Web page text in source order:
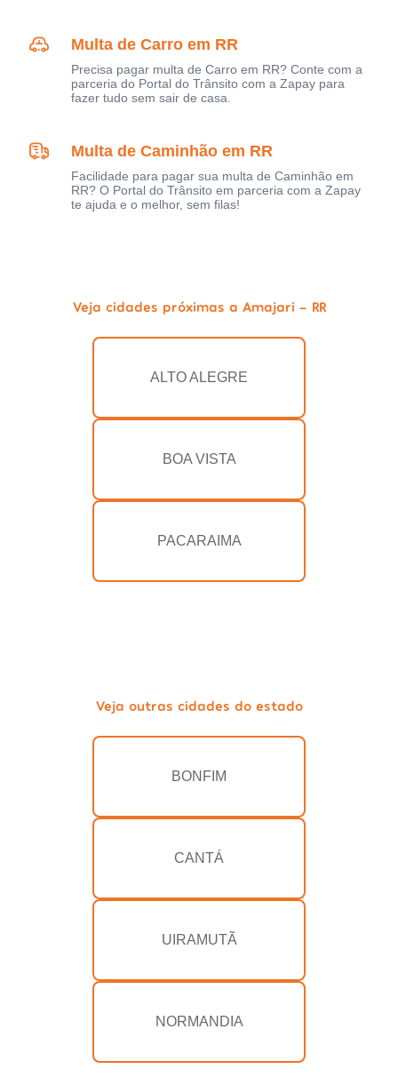
Multa de Carro em RR
Precisa pagar multa de Carro em RR? Conte com a
parceria do Portal do Trânsito com a Zapay para
fazer tudo sem sair de casa.
Multa de Caminhão em RR
Facilidade para pagar sua multa de Caminhão em
RR? O Portal do Trânsito em parceria com a Zapay
te ajuda e o melhor, sem filas!
Veja cidades próximas a Amajari - RR
ALTO ALEGRE
BOA VISTA
PACARAIMA
Veja outras cidades do estado
BONFIM
CANTÁ
UIRAMUTÃ
NORMANDIA